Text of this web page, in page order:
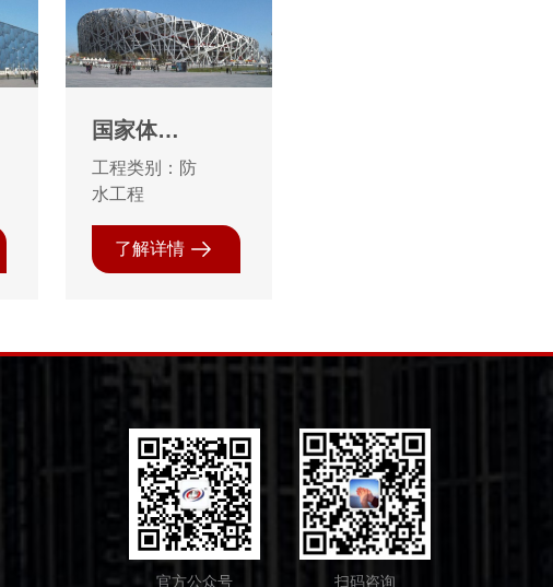
国家体育
场“鸟
巢”15万㎡
防水工程
工程类别：防
水工程
了解详情
官方公众号 扫码咨询